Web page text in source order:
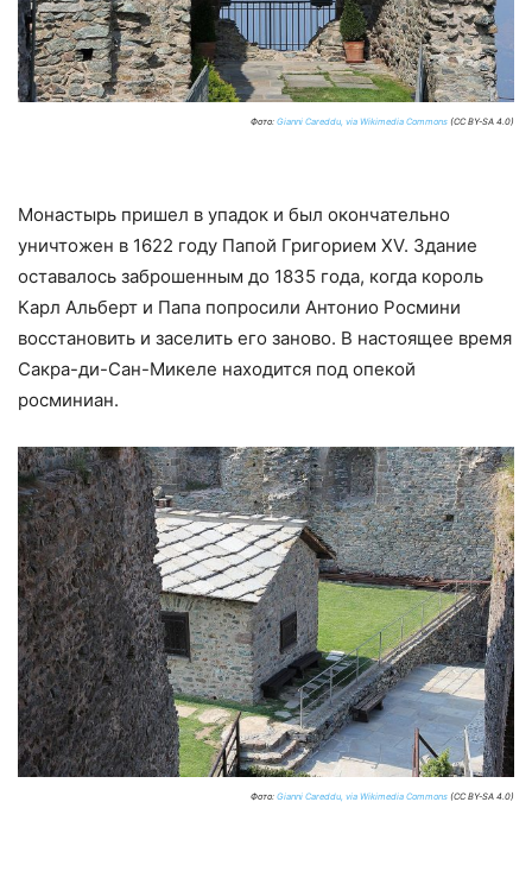
Фото: Gianni Careddu, via Wikimedia Commons (CC BY-SA 4.0)
Монастырь пришел в упадок и был окончательно
уничтожен в 1622 году Папой Григорием XV. Здание
оставалось заброшенным до 1835 года, когда король
Карл Альберт и Папа попросили Антонио Росмини
восстановить и заселить его заново. В настоящее время
Сакра-ди-Сан-Микеле находится под опекой
росминиан.
Фото: Gianni Careddu, via Wikimedia Commons (CC BY-SA 4.0)